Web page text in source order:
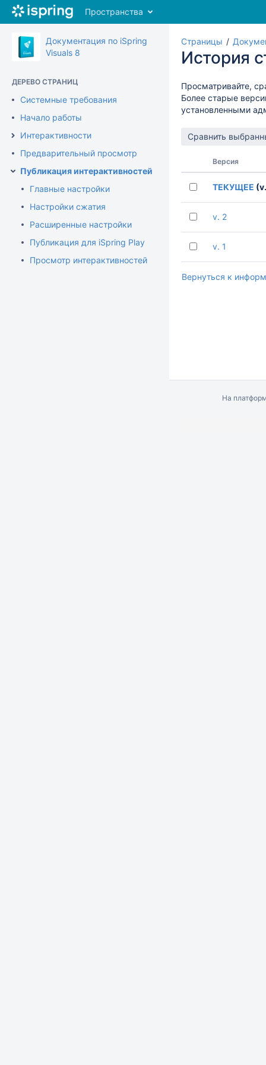
Перейти
содержимому
assistive.skiplink.to.breadcrumbs
assistive.skiplink.to.quick.search
Пространства
Документация по iSpring
Visuals 8
ДЕРЕВО СТРАНИЦ
Системные требования
Начало работы
Интерактивности
Предварительный просмотр
Публикация интерактивностей
Главные настройки
Настройки сжатия
Расширенные настройки
Публикация для iSpring Play
Просмотр интерактивностей
Страницы
История
Просматривайте,
Более старые
установленными
Версия
ТЕКУЩЕЕ
v. 2
v. 1
Вернуться к
На